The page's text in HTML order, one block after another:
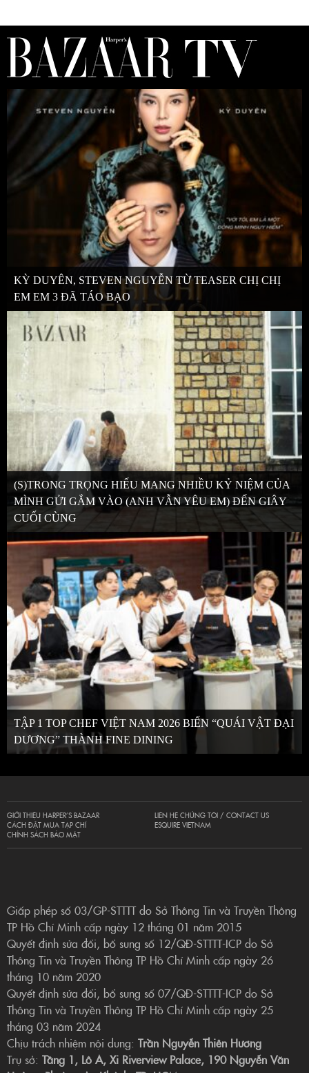
KỲ DUYÊN, STEVEN NGUYỄN TỪ TEASER CHỊ CHỊ
EM EM 3 ĐÃ TÁO BẠO
(S)TRONG TRỌNG HIẾU MANG NHIỀU KỶ NIỆM CỦA
MÌNH GỬI GẮM VÀO (ANH VẪN YÊU EM) ĐẾN GIÂY
CUỐI CÙNG
TẬP 1 TOP CHEF VIỆT NAM 2026 BIẾN “QUÁI VẬT ĐẠI
DƯƠNG” THÀNH FINE DINING
GIỚI THIỆU HARPER’S BAZAAR
CÁCH ĐẶT MUA TẠP CHÍ
CHÍNH SÁCH BẢO MẬT
LIÊN HỆ CHÚNG TÔI / CONTACT US
ESQUIRE VIETNAM
Giấp phép số 03/GP-STTTT do Sở Thông Tin và Truyền Thông
TP Hồ Chí Minh cấp ngày 12 tháng 01 năm 2015
Quyết định sửa đổi, bổ sung số 12/QĐ-STTTT-ICP do Sở
Thông Tin và Truyền Thông TP Hồ Chí Minh cấp ngày 26
tháng 10 năm 2020
Quyết định sửa đổi, bổ sung số 07/QĐ-STTTT-ICP do Sở
Thông Tin và Truyền Thông TP Hồ Chí Minh cấp ngày 25
tháng 03 năm 2024
Chịu trách nhiệm nội dung: Trần Nguyễn Thiên Hương
Trụ sở: Tầng 1, Lô A, Xi Riverview Palace, 190 Nguyễn Văn